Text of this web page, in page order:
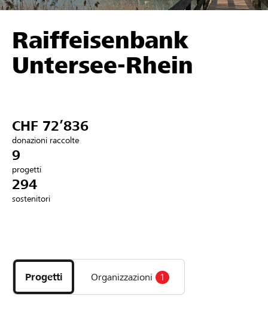
Sostenere
Aiuto & supporto
Collegarsi
Trova progetti e organizzazioni
DE FR IT
Raiffeisenbank
Untersee-Rhein
CHF 72’836
donazioni raccolte
9
progetti
294
sostenitori
i
progetti
e
Progetti Organizzazioni 1